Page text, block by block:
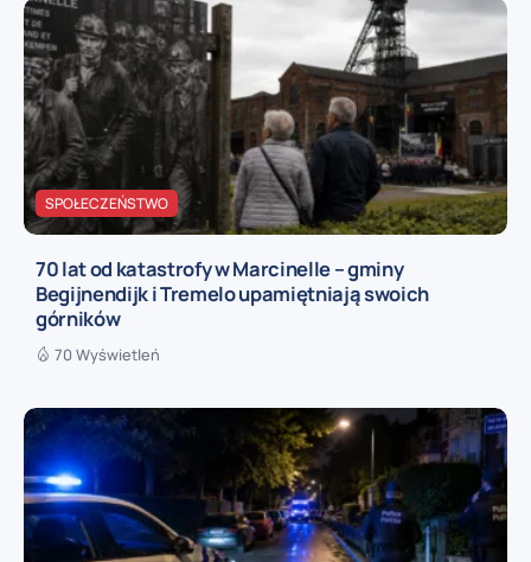
SPOŁECZEŃSTWO
70 lat od katastrofy w Marcinelle – gminy
Begijnendijk i Tremelo upamiętniają swoich
górników
70 Wyświetleń